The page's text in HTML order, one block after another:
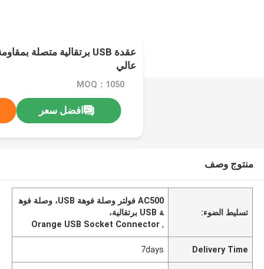
عالي
MOQ：1050
افضل سعر
منتوج وصف
تسليط الضوء:
AC500 فولتر وصلة فوهة USB، وصلة فوه
ة USB برتقالية،
,
Orange USB Socket Connector
Delivery Time
7days